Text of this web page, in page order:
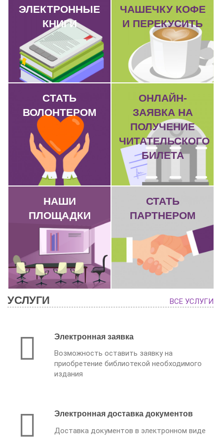
ЭЛЕКТРОННЫЕ
КНИГИ
ЧАШЕЧКУ КОФЕ
И ПЕРЕКУСИТЬ
CТАТЬ
ВОЛОНТЕРОМ
ОНЛАЙН-
ЗАЯВКА НА
ПОЛУЧЕНИЕ
ЧИТАТЕЛЬСКОГО
БИЛЕТА
НАШИ
ПЛОЩАДКИ
СТАТЬ
ПАРТНЕРОМ
УСЛУГИ ВСЕ УСЛУГИ
Электронная заявка
Возможность оставить заявку на
приобретение библиотекой необходимого
издания
Электронная доставка документов
Доставка документов в электронном виде